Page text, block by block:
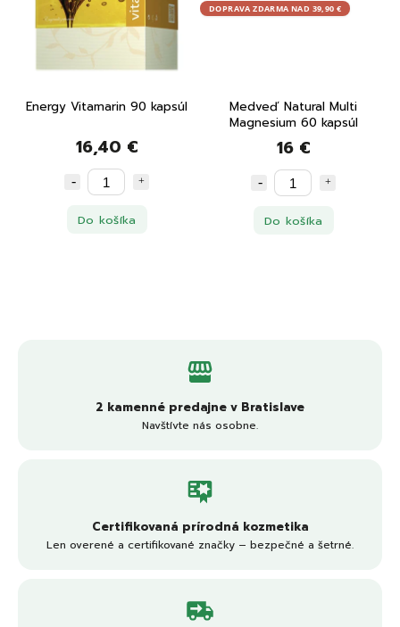
Energy Vitamarin 90 kapsúl
16,40 €
Do košíka
DOPRAVA ZDARMA NAD 39,90 €
Medveď Natural Multi
Magnesium 60 kapsúl
16 €
Do košíka
2 kamenné predajne v Bratislave
Navštívte nás osobne.
Certifikovaná prírodná kozmetika
Len overené a certifikované značky – bezpečné a šetrné.